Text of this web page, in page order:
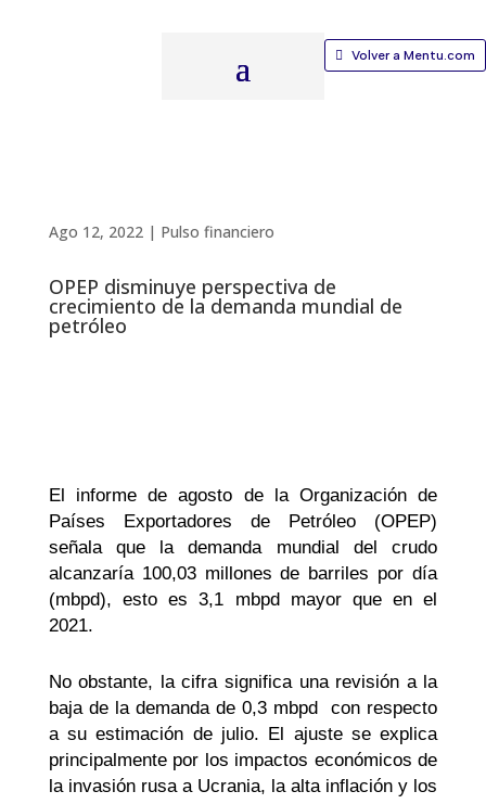
Volver a Mentu.com
Ago 12, 2022| Pulso financiero
OPEP disminuye perspectiva de
crecimiento de la demanda mundial de
petróleo
El informe de agosto de la Organización de
Países Exportadores de Petróleo (OPEP)
señala que la demanda mundial del crudo
alcanzaría 100,03 millones de barriles por día
(mbpd), esto es 3,1 mbpdmayor que en el
2021.
No obstante, la cifra significa una revisión a la
baja de la demanda de 0,3 mbpd con respecto
a su estimación de julio. El ajuste se explica
principalmente por los impactos económicos de
la invasión rusa a Ucrania, la alta inflación y los